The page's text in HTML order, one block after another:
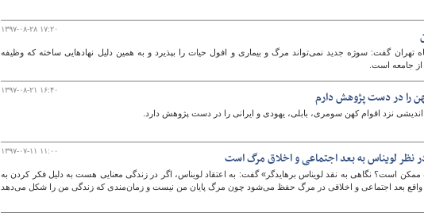
۱۳۹۷-۰۸-۲۸ ۱۷:۲۰
تهران گفت: سوژه جدید نمی‌تواند مرگ و بیماری و افول حیات را بپذیرد و به همین دلیل نهادهایی ساخته که وظیفه
جامعه است.
۱۳۹۷-۰۸-۲۱ ۱۶:۴۰ را در دست پژوهش دارم
نزد اقوام کهن سومری، بابلی، یهودی و ایرانی را در دست پژوهش دارد.
۱۳۹۷-۰۷-۱۱ ۱۱:۰۰ نظر لویناس به بعد اجتماعی و اخلاق مرگ است
است؟ نگاهی به نقد لویناس برهایدگر» گفت: به اعتقاد لویناس، اگر در زندگی معنایی هست به دلیل فکر کردن به
بعد اجتماعی و اخلاقی در مرگ حفظ می‌شود چون مرگ پایان من نیست و زمان‌مندی که زندگی من را شکل می‌دهد